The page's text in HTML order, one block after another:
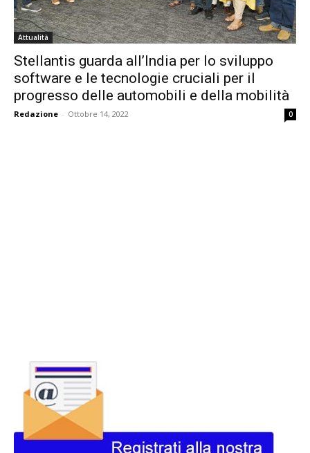
Attualità
Stellantis guarda all’India per lo sviluppo
software e le tecnologie cruciali per il
progresso delle automobili e della mobilità
Redazione - Ottobre 14, 2022 0